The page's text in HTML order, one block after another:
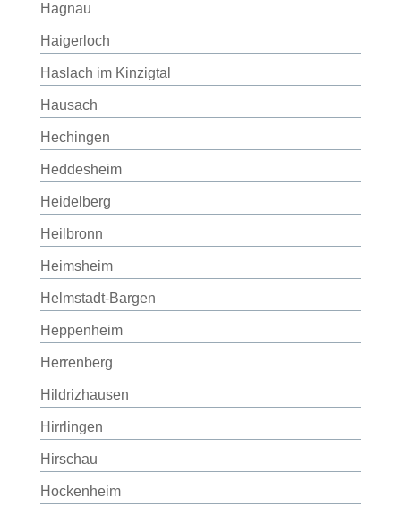
Hagnau
Haigerloch
Haslach im Kinzigtal
Hausach
Hechingen
Heddesheim
Heidelberg
Heilbronn
Heimsheim
Helmstadt-Bargen
Heppenheim
Herrenberg
Hildrizhausen
Hirrlingen
Hirschau
Hockenheim